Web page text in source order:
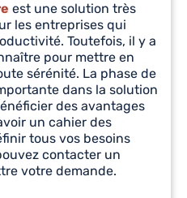
est une solution très
les entreprises qui
Toutefois, il y a
pour mettre en
sérénité. La phase de
dans la solution
des avantages
un cahier des
tous vos besoins
contacter un
votre demande.